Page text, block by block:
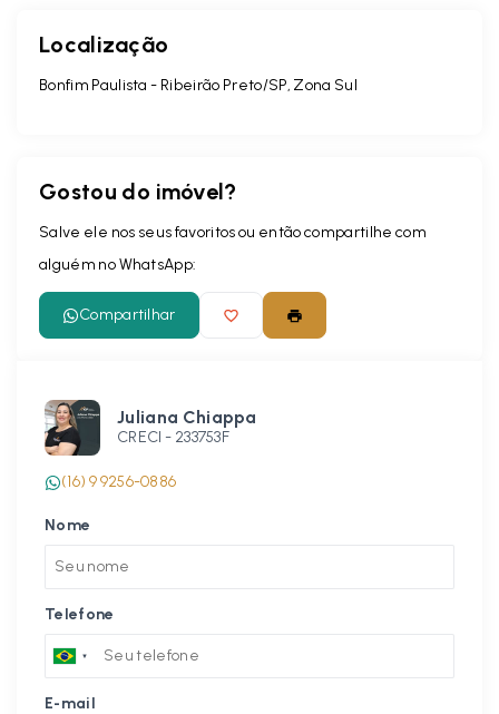
Localização
Bonfim Paulista - Ribeirão Preto/SP, Zona Sul
Gostou do imóvel?
Salve ele nos seus favoritos ou então compartilhe com
alguém no WhatsApp:
Compartilhar
Juliana Chiappa
CRECI - 233753F
(16) 9 9256-0886
Nome
Telefone
E-mail